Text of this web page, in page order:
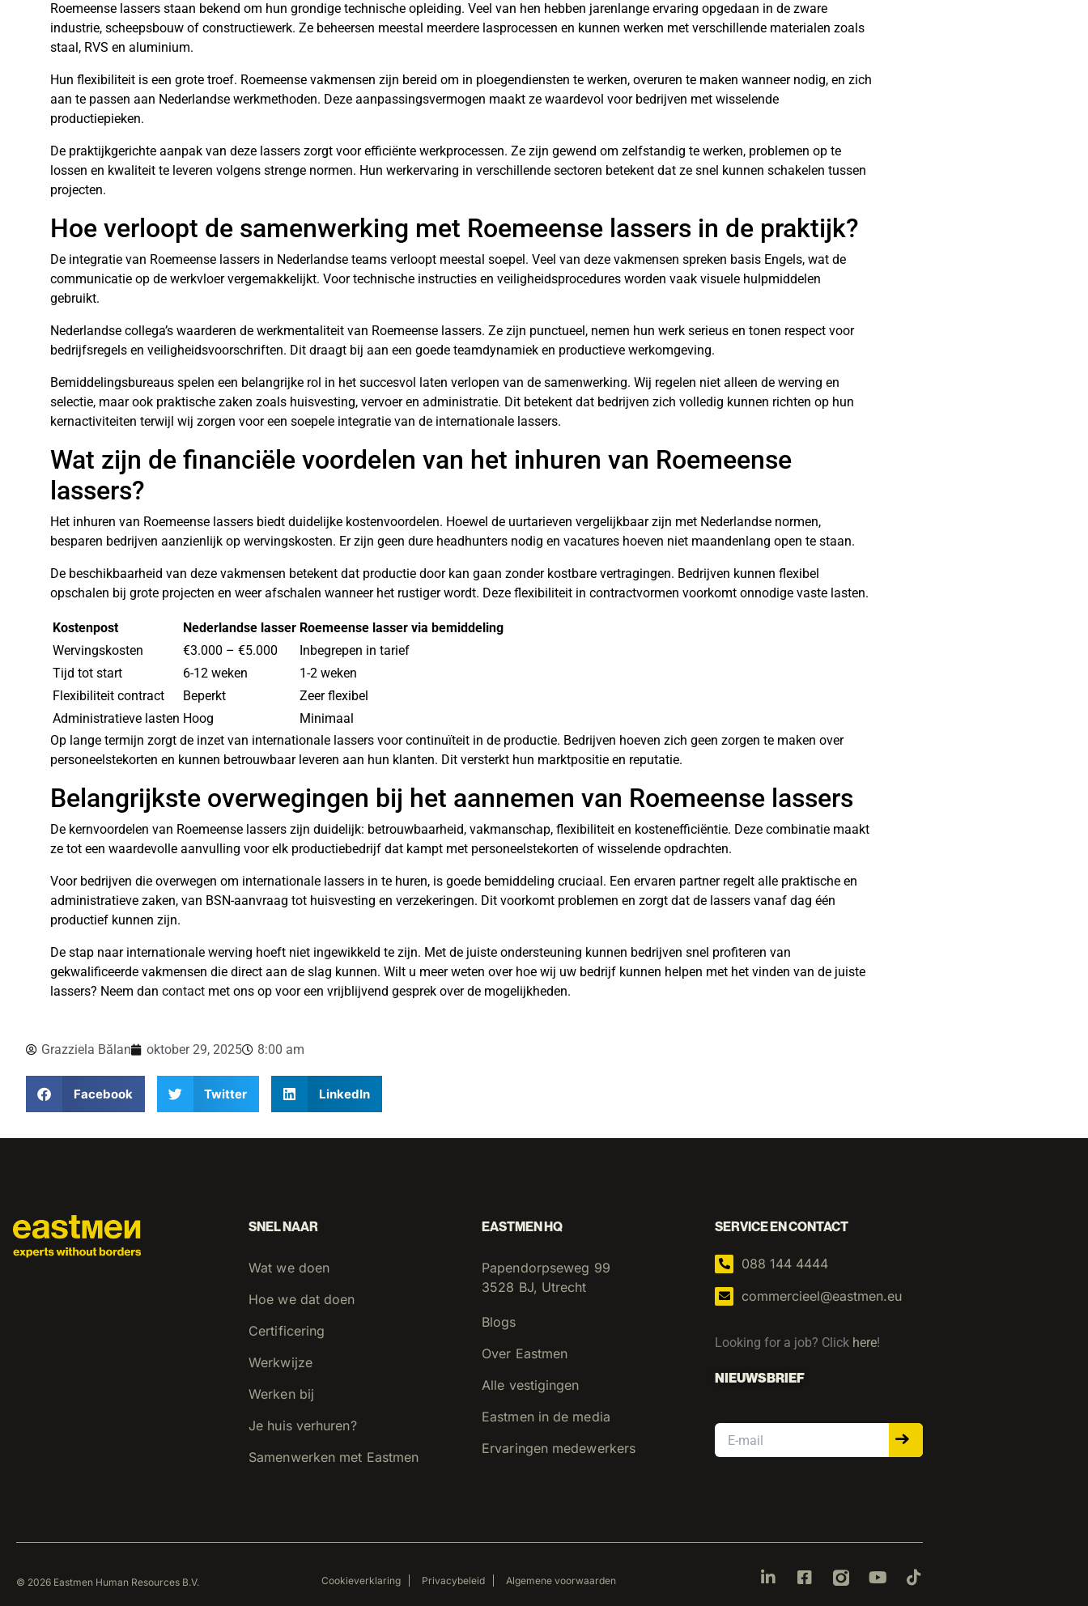
Roemeense lassers staan bekend om hun grondige technische opleiding. Veel van hen hebben jarenlange ervaring opgedaan in de zware
industrie, scheepsbouw of constructiewerk. Ze beheersen meestal meerdere lasprocessen en kunnen werken met verschillende materialen zoals
staal, RVS en aluminium.
Hun flexibiliteit is een grote troef. Roemeense vakmensen zijn bereid om in ploegendiensten te werken, overuren te maken wanneer nodig, en zich
aan te passen aan Nederlandse werkmethoden. Deze aanpassingsvermogen maakt ze waardevol voor bedrijven met wisselende
productiepieken.
De praktijkgerichte aanpak van deze lassers zorgt voor efficiënte werkprocessen. Ze zijn gewend om zelfstandig te werken, problemen op te
lossen en kwaliteit te leveren volgens strenge normen. Hun werkervaring in verschillende sectoren betekent dat ze snel kunnen schakelen tussen
projecten.
Hoe verloopt de samenwerking met Roemeense lassers in de praktijk?
De integratie van Roemeense lassers in Nederlandse teams verloopt meestal soepel. Veel van deze vakmensen spreken basis Engels, wat de
communicatie op de werkvloer vergemakkelijkt. Voor technische instructies en veiligheidsprocedures worden vaak visuele hulpmiddelen
gebruikt.
Nederlandse collega’s waarderen de werkmentaliteit van Roemeense lassers. Ze zijn punctueel, nemen hun werk serieus en tonen respect voor
bedrijfsregels en veiligheidsvoorschriften. Dit draagt bij aan een goede teamdynamiek en productieve werkomgeving.
Bemiddelingsbureaus spelen een belangrijke rol in het succesvol laten verlopen van de samenwerking. Wij regelen niet alleen de werving en
selectie, maar ook praktische zaken zoals huisvesting, vervoer en administratie. Dit betekent dat bedrijven zich volledig kunnen richten op hun
kernactiviteiten terwijl wij zorgen voor een soepele integratie van de internationale lassers.
Wat zijn de financiële voordelen van het inhuren van Roemeense
lassers?
Het inhuren van Roemeense lassers biedt duidelijke kostenvoordelen. Hoewel de uurtarieven vergelijkbaar zijn met Nederlandse normen,
besparen bedrijven aanzienlijk op wervingskosten. Er zijn geen dure headhunters nodig en vacatures hoeven niet maandenlang open te staan.
De beschikbaarheid van deze vakmensen betekent dat productie door kan gaan zonder kostbare vertragingen. Bedrijven kunnen flexibel
opschalen bij grote projecten en weer afschalen wanneer het rustiger wordt. Deze flexibiliteit in contractvormen voorkomt onnodige vaste lasten.
Kostenpost Nederlandse lasser Roemeense lasser via bemiddeling
Wervingskosten
€3.000 – €5.000
Inbegrepen in tarief
Tijd tot start
6-12 weken
1-2 weken
Flexibiliteit contract
Beperkt
Zeer flexibel
Administratieve lasten Hoog
Minimaal
Op lange termijn zorgt de inzet van internationale lassers voor continuïteit in de productie. Bedrijven hoeven zich geen zorgen te maken over
personeelstekorten en kunnen betrouwbaar leveren aan hun klanten. Dit versterkt hun marktpositie en reputatie.
Belangrijkste overwegingen bij het aannemen van Roemeense lassers
De kernvoordelen van Roemeense lassers zijn duidelijk: betrouwbaarheid, vakmanschap, flexibiliteit en kostenefficiëntie. Deze combinatie maakt
ze tot een waardevolle aanvulling voor elk productiebedrijf dat kampt met personeelstekorten of wisselende opdrachten.
Voor bedrijven die overwegen om internationale lassers in te huren, is goede bemiddeling cruciaal. Een ervaren partner regelt alle praktische en
administratieve zaken, van BSN-aanvraag tot huisvesting en verzekeringen. Dit voorkomt problemen en zorgt dat de lassers vanaf dag één
productief kunnen zijn.
De stap naar internationale werving hoeft niet ingewikkeld te zijn. Met de juiste ondersteuning kunnen bedrijven snel profiteren van
gekwalificeerde vakmensen die direct aan de slag kunnen. Wilt u meer weten over hoe wij uw bedrijf kunnen helpen met het vinden van de juiste
lassers? Neem dan contact met ons op voor een vrijblijvend gesprek over de mogelijkheden.
Grazziela Bălan oktober 29, 2025 8:00 am
Facebook Twitter LinkedIn
SNEL NAAR
Wat we doen
Hoe we dat doen
Certificering
Werkwijze
Werken bij
Je huis verhuren?
Samenwerken met Eastmen
EASTMEN HQ
Papendorpseweg 99
3528 BJ, Utrecht
Blogs
Over Eastmen
Alle vestigingen
Eastmen in de media
Ervaringen medewerkers
SERVICE EN CONTACT
088 144 4444
commercieel@eastmen.eu
Looking for a job? Click here!
NIEUWSBRIEF
© 2026 Eastmen Human Resources B.V. Cookieverklaring Privacybeleid Algemene voorwaarden